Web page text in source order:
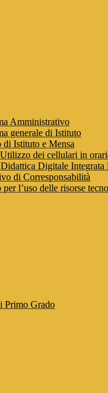
Amministrativo
generale di Istituto
di Istituto e Mensa
dei cellulari in
Digitale
di Corresponsabilità
per l’uso delle risorse
Primo Grado